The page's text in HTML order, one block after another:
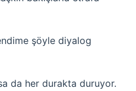
şöyle diyalog
da her durakta duruyor.